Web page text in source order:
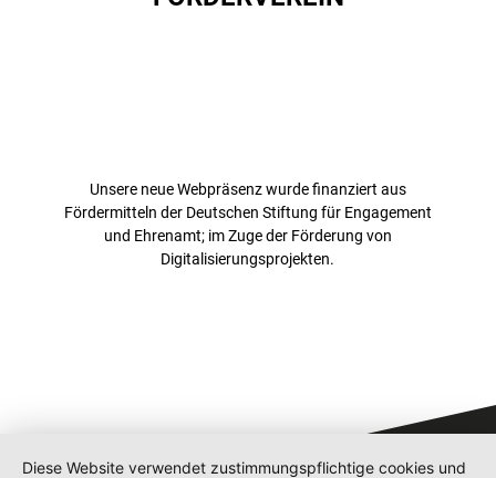
Unsere neue Webpräsenz wurde finanziert aus
Fördermitteln der Deutschen Stiftung für Engagement
und Ehrenamt; im Zuge der Förderung von
Digitalisierungsprojekten.
Diese Website verwendet zustimmungspflichtige cookies und